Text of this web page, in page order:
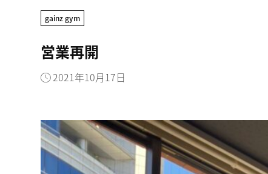
gainz gym
営業再開
2021年10月17日